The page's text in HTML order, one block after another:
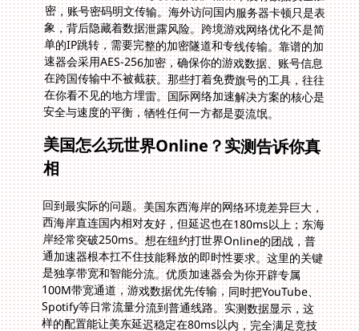
安全与速度的平衡，牺牲任何一方都是耍流氓。
美国怎么玩世界Online？实测告诉你真
相
回到最实际的问题。美国东西海岸的网络环境差异巨大，
西海岸直连国内相对友好，但延迟也在180ms以上；东海
岸经常突破250ms。想在纽约打世界Online的团战，普
通加速器根本扛不住技能释放的即时性要求。这里的关键
是独享带宽和智能分流。优质加速器会为你开辟专属
100M带宽通道，游戏数据优先传输，同时把YouTube、
Spotify等日常流量分流到普通线路。实测数据显示，这
样的配置能让美东延迟稳定在80ms以内，完全满足竞技
需求。美国怎么玩世界Online？答案就是找到真正提供
游戏加速专线的产品，而不是那些把视频加速和游戏加速